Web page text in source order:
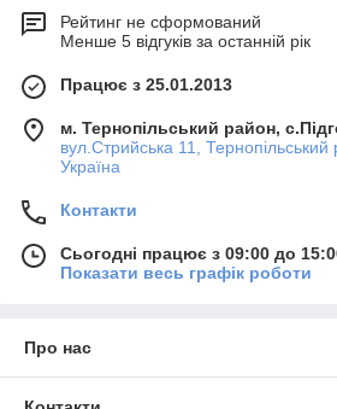
Рейтинг не сформований
Менше 5 відгуків за останній рік
Працює з 25.01.2013
м. Тернопільський район,
вул.Стрийська 11,
Україна
Контакти
Сьогодні працює з 09:00 до
Показати весь графік роботи
Про нас